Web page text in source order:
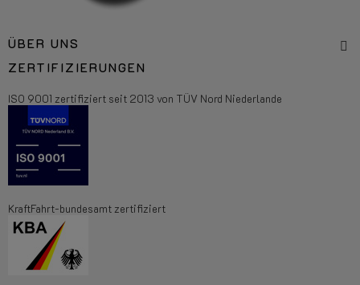
ÜBER UNS
ZERTIFIZIERUNGEN
ISO 9001 zertifiziert seit 2013 von TÜV Nord Niederlande
KraftFahrt-bundesamt zertifiziert